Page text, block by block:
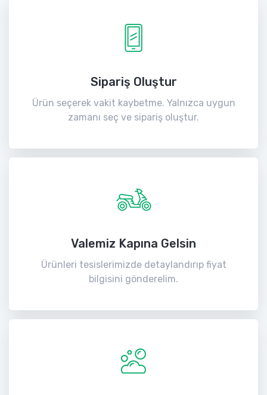
Sipariş Oluştur
Ürün seçerek vakit kaybetme. Yalnızca uygun
zamanı seç ve sipariş oluştur.
Valemiz Kapına Gelsin
Ürünleri tesislerimizde detaylandırıp fiyat
bilgisini gönderelim.